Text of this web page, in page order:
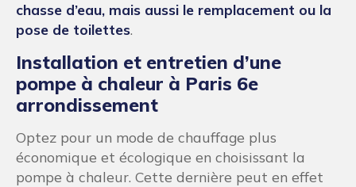
chasse d’eau, mais aussi le remplacement ou la
pose de toilettes.
Installation et entretien d’une
pompe à chaleur à Paris 6e
arrondissement
Optez pour un mode de chauffage plus
économique et écologique en choisissant la
pompe à chaleur. Cette dernière peut en effet